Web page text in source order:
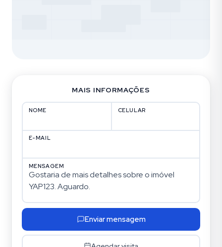
MAIS INFORMAÇÕES
NOME CELULAR
E-MAIL
MENSAGEM
Enviar mensagem